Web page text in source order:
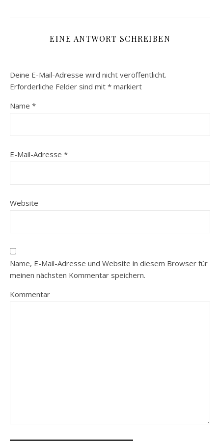
EINE ANTWORT SCHREIBEN
Deine E-Mail-Adresse wird nicht veröffentlicht.
Erforderliche Felder sind mit * markiert
Name *
E-Mail-Adresse *
Website
Name, E-Mail-Adresse und Website in diesem Browser für
meinen nächsten Kommentar speichern.
Kommentar